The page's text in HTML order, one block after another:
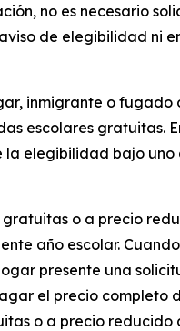
no es necesario
de elegibilidad ni
inmigrante o fugado
escolares gratuitas.
elegibilidad bajo uno
o a precio
año escolar.
presente una
el precio completo
o a precio reducido